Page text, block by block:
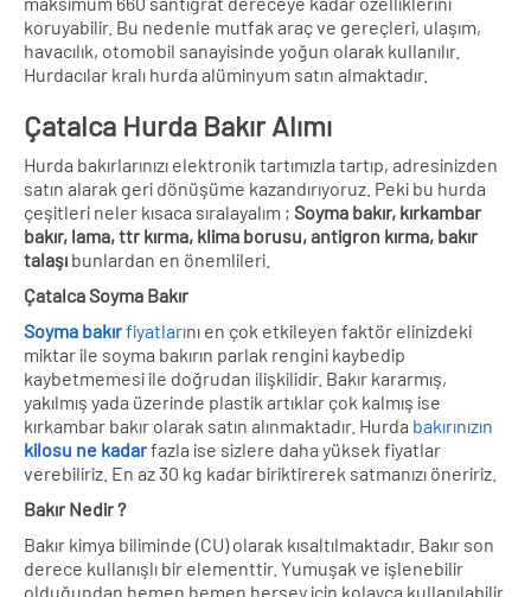
koruyabilir. Bu nedenle mutfak araç ve gereçleri, ulaşım,
havacılık, otomobil sanayisinde yoğun olarak kullanılır.
Hurdacılar kralı hurda alüminyum satın almaktadır.
Çatalca Hurda Bakır Alımı
Hurda bakırlarınızı elektronik tartımızla tartıp, adresinizden
satın alarak geri dönüşüme kazandırıyoruz. Peki bu hurda
çeşitleri neler kısaca sıralayalım ; Soyma bakır, kırkambar
bakır, lama, ttr kırma, klima borusu, antigron kırma, bakır
talaşı bunlardan en önemlileri.
Çatalca Soyma Bakır
Soyma bakırfiyatlarını en çok etkileyen faktör elinizdeki
miktar ile soyma bakırın parlak rengini kaybedip
kaybetmemesi ile doğrudan ilişkilidir. Bakır kararmış,
yakılmış yada üzerinde plastik artıklar çok kalmış ise
kırkambar bakır olarak satın alınmaktadır. Hurda bakırınızın
kilosu ne kadarfazla ise sizlere daha yüksek fiyatlar
verebiliriz. En az 30 kg kadar biriktirerek satmanızı öneririz.
Bakır Nedir ?
Bakır kimya biliminde (CU) olarak kısaltılmaktadır. Bakır son
derece kullanışlı bir elementtir. Yumuşak ve işlenebilir
olduğundan hemen hemen herşey için kolayca kullanılabilir.